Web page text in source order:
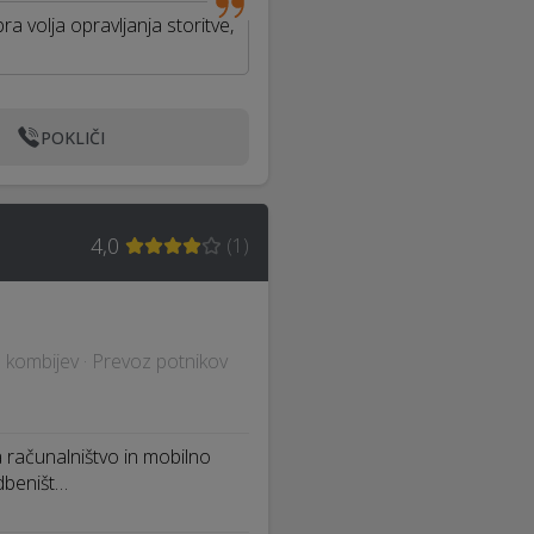
volja opravljanja storitve,
POKLIČI
4,0 (1 )
· Prevoz potnikov
in mobilno